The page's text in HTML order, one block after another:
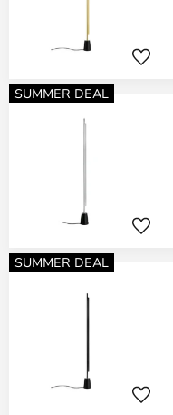
SUMMER DEAL
SUMMER DEAL